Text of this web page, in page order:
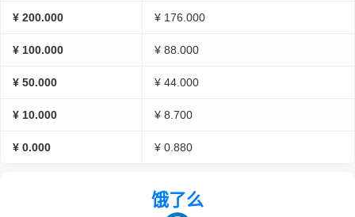
¥ 200.000 ¥ 176.000
¥ 100.000 ¥ 88.000
¥ 50.000 ¥ 44.000
¥ 10.000 ¥ 8.700
¥ 0.000 ¥ 0.880
饿了么